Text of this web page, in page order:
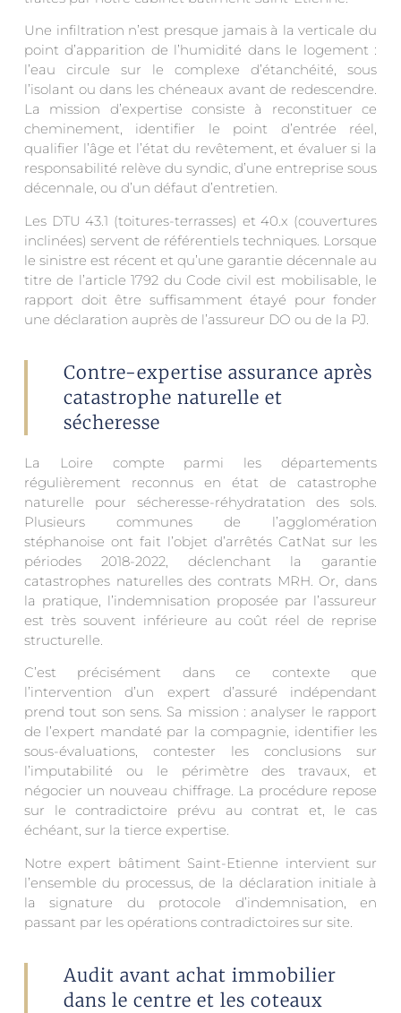
Une infiltration n’est presque jamais à la verticale du
point d’apparition de l’humidité dans le logement :
l’eau circule sur le complexe d’étanchéité, sous
l’isolant ou dans les chéneaux avant de redescendre.
La mission d’expertise consiste à reconstituer ce
cheminement, identifier le point d’entrée réel,
qualifier l’âge et l’état du revêtement, et évaluer si la
responsabilité relève du syndic, d’une entreprise sous
décennale, ou d’un défaut d’entretien.
Les DTU 43.1 (toitures-terrasses) et 40.x (couvertures
inclinées) servent de référentiels techniques. Lorsque
le sinistre est récent et qu’une garantie décennale au
titre de l’article 1792 du Code civil est mobilisable, le
rapport doit être suffisamment étayé pour fonder
une déclaration auprès de l’assureur DO ou de la PJ.
Contre-expertise assurance après
catastrophe naturelle et
sécheresse
La Loire compte parmi les départements
régulièrement reconnus en état de catastrophe
naturelle pour sécheresse-réhydratation des sols.
Plusieurs communes de l’agglomération
stéphanoise ont fait l’objet d’arrêtés CatNat sur les
périodes 2018-2022, déclenchant la garantie
catastrophes naturelles des contrats MRH. Or, dans
la pratique, l’indemnisation proposée par l’assureur
est très souvent inférieure au coût réel de reprise
structurelle.
C’est précisément dans ce contexte que
l’intervention d’un expert d’assuré indépendant
prend tout son sens. Sa mission : analyser le rapport
de l’expert mandaté par la compagnie, identifier les
sous-évaluations, contester les conclusions sur
l’imputabilité ou le périmètre des travaux, et
négocier un nouveau chiffrage. La procédure repose
sur le contradictoire prévu au contrat et, le cas
échéant, sur la tierce expertise.
Notre expert bâtiment Saint-Etienne intervient sur
l’ensemble du processus, de la déclaration initiale à
la signature du protocole d’indemnisation, en
passant par les opérations contradictoires sur site.
Audit avant achat immobilier
dans le centre et les coteaux